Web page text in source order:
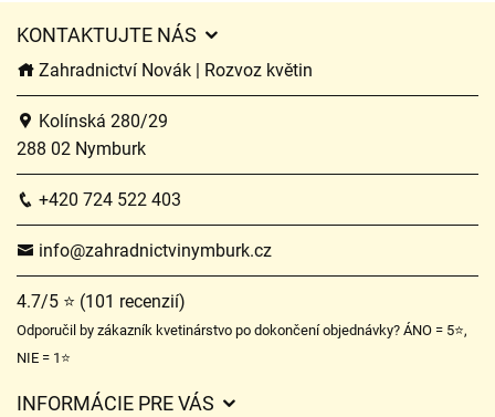
KONTAKTUJTE NÁS
Zahradnictví Novák | Rozvoz květin
Kolínská 280/29
288 02 Nymburk
+420 724 522 403
info@zahradnictvinymburk.cz
4.7/5 ⭐ (101 recenzií)
Odporučil by zákazník kvetinárstvo po dokončení objednávky? ÁNO = 5⭐,
NIE = 1⭐
INFORMÁCIE PRE VÁS